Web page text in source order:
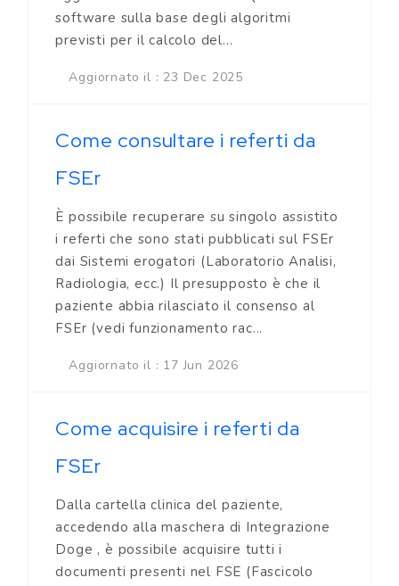
software sulla base degli algoritmi
previsti per il calcolo del...
Aggiornato il : 23 Dec 2025
Come consultare i referti da
FSEr
È possibile recuperare su singolo assistito
i referti che sono stati pubblicati sul FSEr
dai Sistemi erogatori (Laboratorio Analisi,
Radiologia, ecc.) Il presupposto è che il
paziente abbia rilasciato il consenso al
FSEr (vedi funzionamento rac...
Aggiornato il : 17 Jun 2026
Come acquisire i referti da
FSEr
Dalla cartella clinica del paziente,
accedendo alla maschera di Integrazione
Doge , è possibile acquisire tutti i
documenti presenti nel FSE (Fascicolo